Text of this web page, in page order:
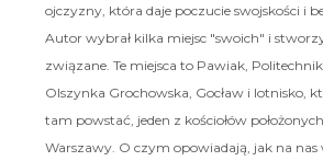
ojczyzny, która daje poczucie swojskości i
Autor wybrał kilka miejsc "swoich" i
związane. Te miejsca to Pawiak,
Olszynka Grochowska, Gocław i lotnisko,
tam powstać, jeden z kościołów
Warszawy. O czym opowiadają, jak na nas